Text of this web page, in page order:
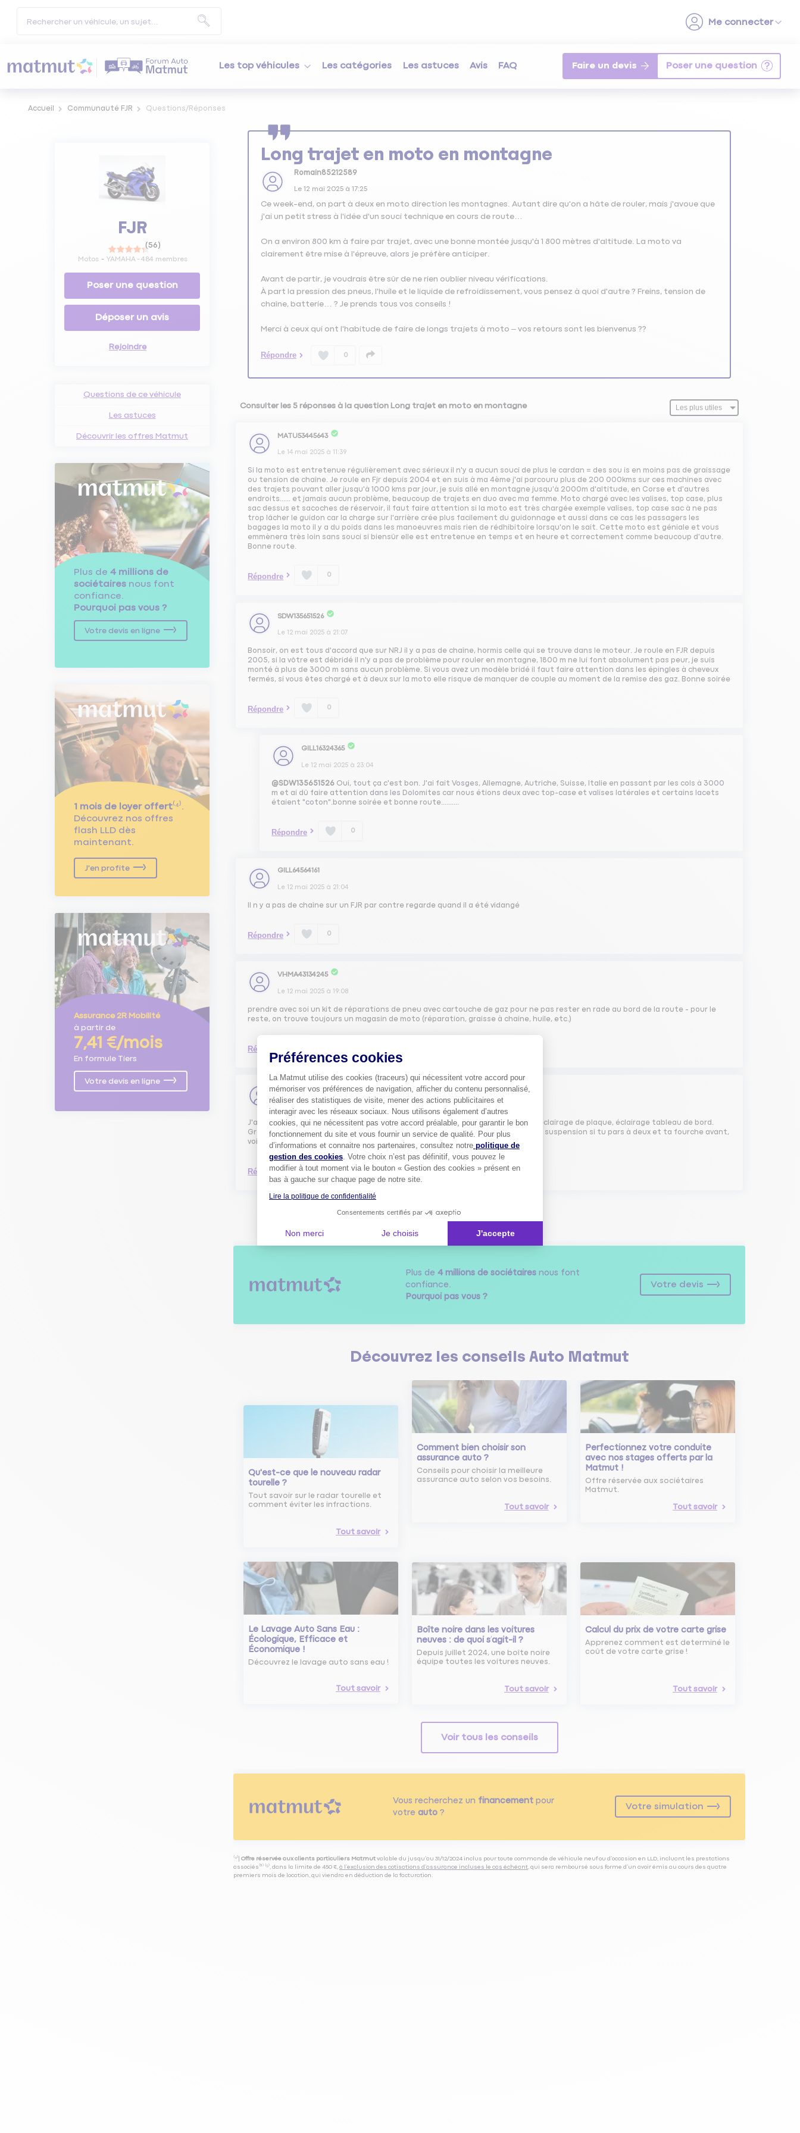
Les top véhicules Les catégories Les astuces Avis FAQ Faire un devis
Accueil Communauté FJR Questions/Réponses
FJR
(56)
Motos YAMAHA - 484 membres
Poser une question
Déposer un avis
Rejoindre
Questions de ce véhicule
Les astuces
Découvrir les offres Matmut
Plus de 4 millions de
sociétaires nous font
confiance.
Pourquoi pas vous ?
Votre devis en ligne
1 mois de loyer offert⁽⁴⁾.
Découvrez nos offres
flash LLD dès
maintenant.
J'en profite
Assurance 2R Mobilité
à partir de
7,41 €/mois
En formule Tiers
Votre devis en ligne
Long trajet en moto en montagne
Romain85212589
Le 12 mai 2025à 17:25
Ce week-end, on part à deux en moto direction les montagnes. Autant dire qu'on a hâte de rouler, mais j'avoue que
j'ai un petit stress à l'idée d'un souci technique en cours de route…
On a environ 800 km à faire par trajet, avec une bonne montée jusqu'à 1 800 mètres d'altitude. La moto va
clairement être mise à l'épreuve, alors je préfère anticiper.
Avant de partir, je voudrais être sûr de ne rien oublier niveau vérifications.
À part la pression des pneus, l'huile et le liquide de refroidissement, vous pensez à quoi d'autre ? Freins, tension de
chaîne, batterie… ? Je prends tous vos conseils !
Merci à ceux qui ont l'habitude de faire de longs trajets à moto – vos retours sont les bienvenus ??
Répondre 0
Consulter les 5 réponses à la question Long trajet en moto en montagne
MATU53445643
Le 14 mai 2025 à 11:39
Si la moto est entretenue régulièrement avec sérieux il n'y a aucun souci de plus le cardan = des sou is en moins pas de graissage
ou tension de chaîne. Je roule en Fjr depuis 2004 et en suis à ma 4ème j'ai parcouru plus de 200 000kms sur ces machines avec
des trajets pouvant aller jusqu'à 1000 kms par jour, je suis allé en montagne jusqu'à 2000m d'altitude, en Corse et d'autres
endroits...... et jamais aucun problème, beaucoup de trajets en duo avec ma femme. Moto chargé avec les valises, top case, plus
sac dessus et sacoches de réservoir, il faut faire attention si la moto est très chargée exemple valises, top case sac à ne pas
trop lâcher le guidon car la charge sur l'arrière crée plus facilement du guidonnage et aussi dans ce cas les passagers les
bagages la moto il y a du poids dans les manoeuvres mais rien de rédhibitoire lorsqu'on le sait. Cette moto est géniale et vous
emmènera très loin sans souci si biensûr elle est entretenue en temps et en heure et correctement comme beaucoup d'autre.
Bonne route.
Répondre 0
SDW135651526
Le 12 mai 2025 à 21:07
Bonsoir, on est tous d'accord que sur NRJ il y a pas de chaîne, hormis celle qui se trouve dans le moteur. Je roule en FJR depuis
2005, si la vôtre est débridé il n'y a pas de problème pour rouler en montagne, 1800 m ne lui font absolument pas peur, je suis
monté à plus de 3000 m sans aucun problème. Si vous avez un modèle bridé il faut faire attention dans les épingles à cheveux
fermés, si vous êtes chargé et à deux sur la moto elle risque de manquer de couple au moment de la remise des gaz. Bonne soirée
Répondre 0
GILL16324365
Le 12 mai 2025 à 23:04
@SDW135651526 Oui, tout ça c'est bon. J'ai fait Vosges, Allemagne, Autriche, Suisse, Italie en passant par les cols à 3000
m et ai dû faire attention dans les Dolomites car nous étions deux avec top-case et valises latérales et certains lacets
étaient "coton".bonne soirée et bonne route..........
Répondre 0
GILL64564161
Le 12 mai 2025 à 21:04
Il n y a pas de chaîne sur un FJR par contre regarde quand il a été vidangé
Répondre 0
VHMA43134245
Le 12 mai 2025 à 19:08
prendre avec soi un kit de réparations de pneu avec cartouche de gaz pour ne pas rester en rade au bord de la route - pour le
reste, on trouve toujours un magasin de moto (réparation, graisse à chaine, huile, etc.)
Répondre
GILL16324365
Le12 mai 2025à18:53
J'ai l'habitude, vérifie les clignotants, codes, phare, veilleuse arrière, feu stop, éclairage de plaque, éclairage tableau de bord.
Graisse bien la chaine (j'ai un cardan), le retour de la poignée d'accélérateur, ta suspension si tu pars à deux et ta fourche avant,
voilà si ça peut t'aider et bonne route....
Répondre 0
Plus de 4 millions de sociétairesnous font
confiance.
Pourquoi pas vous ?
Votre devis
Découvrez les conseils Auto Matmut
Qu'est-ce que le nouveau radar
tourelle ?
Tout savoir sur le radar tourelle et
comment éviter les infractions.
Tout savoir
Comment bien choisir son
assurance auto ?
Conseils pour choisir la meilleure
assurance auto selon vos besoins.
Tout savoir
Perfectionnez votre conduite
avec nos stages offerts par la
Matmut !
Offre réservée aux sociétaires
Matmut.
Tout savoir
Le Lavage Auto Sans Eau :
Écologique, Efficace et
Économique !
Découvrez le lavage auto sans eau !
Tout savoir
Boîte noire dans les voitures
neuves : de quoi s’agit-il ?
Depuis juillet 2024, une boîte noire
équipe toutes les voitures neuves.
Tout savoir
Calcul du prix de votre carte grise
Apprenez comment est determiné le
coût de votre carte grise !
Tout savoir
Voir tous les conseils
Vous recherchez un financementpour
votre auto?
Votre simulation
⁽⁴⁾| Offre réservée aux clients particuliers Matmut valable du jusqu’au 31/12/2024 inclus pour toute commande de véhicule neuf ou d’occasion en LLD, incluant les prestations
associés⁽³⁾ ⁽⁵⁾, dans la limite de 450 €, à l’exclusion des cotisations d’assurance incluses le cas échéant , qui sera remboursé sous forme d’un avoir émis au cours des quatre
premiers mois de location, qui viendra en déduction de la facturation.
Préférences cookies
La Matmut utilise des cookies (traceurs) qui nécessitent votre accord pour
mémoriser vos préférences de navigation, afficher du contenu personnalisé,
réaliser des statistiques de visite, mener des actions publicitaires et
interagir avec les réseaux sociaux. Nous utilisons également d’autres
cookies, qui ne nécessitent pas votre accord préalable, pour garantir le bon
fonctionnement du site et vous fournir un service de qualité. Pour plus
d’informations et connaitre nos partenaires, consultez notre politique de
gestion des cookies . Votre choix n’est pas définitif, vous pouvez le
modifier à tout moment via le bouton « Gestion des cookies » présent en
bas à gauche sur chaque page de notre site.
Lire la politique de confidentialité
Consentements certifiés par
Non merci Je choisis J'accepte
Axeptio consent